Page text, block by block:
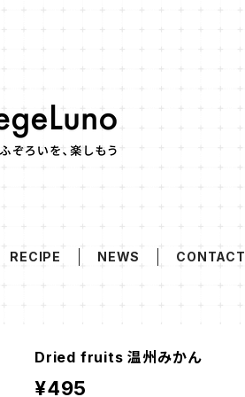
RECIPE NEWS CONTACT
Dried fruits 温州みかん
¥495